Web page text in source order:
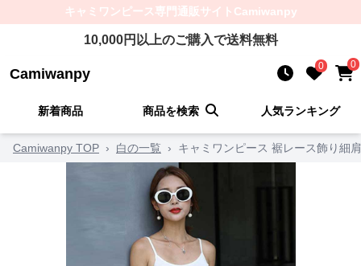
キャミワンピース専門通販サイト Camiwanpy
10,000円以上のご購入で送料無料
Camiwanpy 0 0
新着商品 商品を検索 人気ランキング
Camiwanpy TOP › 白の一覧 › キャミワンピース 裾レース飾り細